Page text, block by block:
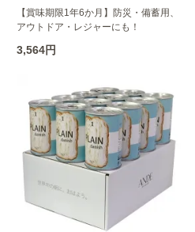
【賞味期限1年6か月】防災・備蓄用、
アウトドア・レジャーにも！
3,564円